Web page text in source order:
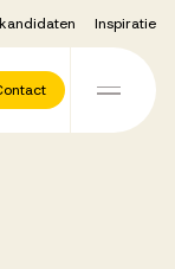
Inspiratie